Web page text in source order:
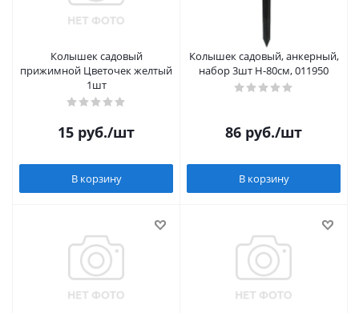
Колышек садовый
прижимной Цветочек желтый
1шт
15 руб./шт
В корзину
Колышек садовый, анкерный,
набор 3шт Н-80см, 011950
86 руб./шт
В корзину